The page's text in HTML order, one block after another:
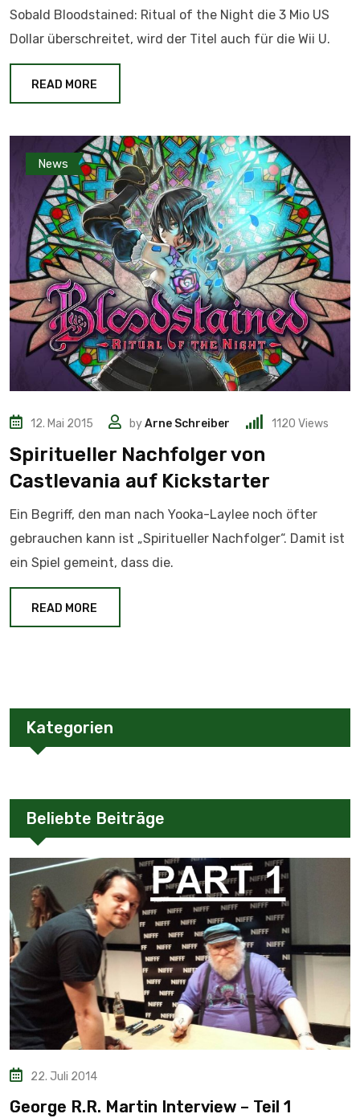
Sobald Bloodstained: Ritual of the Night die 3 Mio US
Dollar überschreitet, wird der Titel auch für die Wii U.
READ MORE
News
12. Mai 2015 byArne Schreiber 1120 Views
Spiritueller Nachfolger von
Castlevania auf Kickstarter
Ein Begriff, den man nach Yooka-Laylee noch öfter
gebrauchen kann ist „Spiritueller Nachfolger“. Damit ist
ein Spiel gemeint, dass die.
READ MORE
Kategorien
Beliebte Beiträge
22. Juli 2014
George R.R. Martin Interview – Teil 1